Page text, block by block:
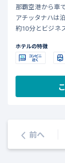
那覇空港から車
アチッタナハは
約10分とビジネ
ます。
ホテルの特徴
前へ